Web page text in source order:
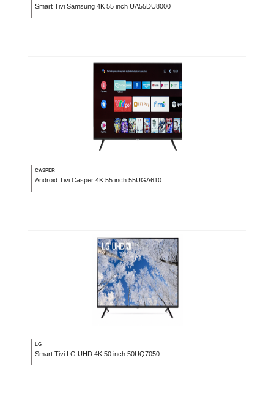
Smart Tivi Samsung 4K 55 inch UA55DU8000
CASPER
Android Tivi Casper 4K 55 inch 55UGA610
LG
Smart Tivi LG UHD 4K 50 inch 50UQ7050